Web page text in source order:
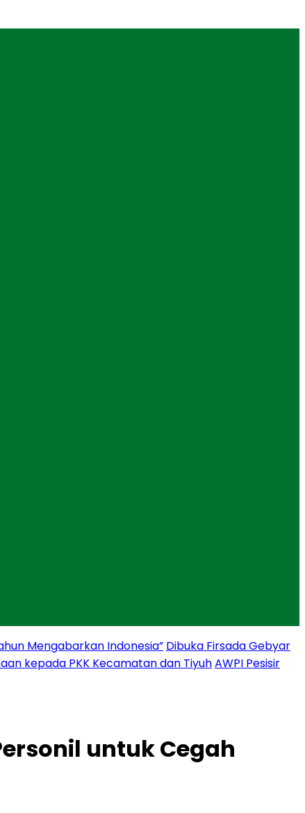
Mengabarkan Indonesia” Dibuka Firsada Gebyar
kepada PKK Kecamatan dan TiyuhAWPI Pesisir
untuk Cegah